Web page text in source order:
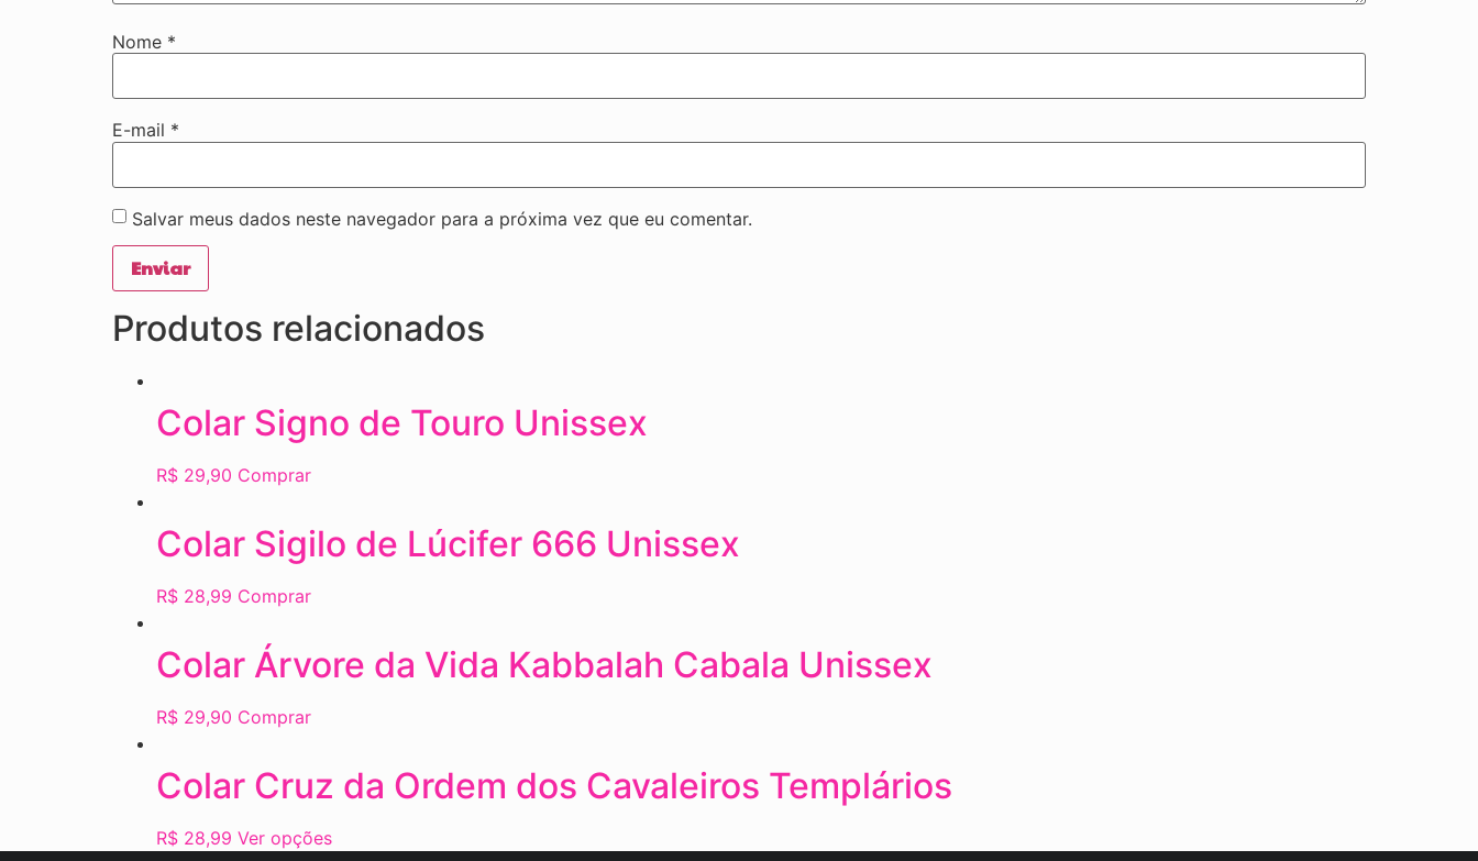
Nome *
E-mail *
Salvar meus dados neste navegador para a próxima vez que eu comentar.
Produtos relacionados
Colar Signo de Touro Unissex
R$ 29,90 Comprar
Colar Sigilo de Lúcifer 666 Unissex
R$ 28,99 Comprar
Colar Árvore da Vida Kabbalah Cabala Unissex
R$ 29,90 Comprar
Colar Cruz da Ordem dos Cavaleiros Templários
R$ 28,99 Ver opções